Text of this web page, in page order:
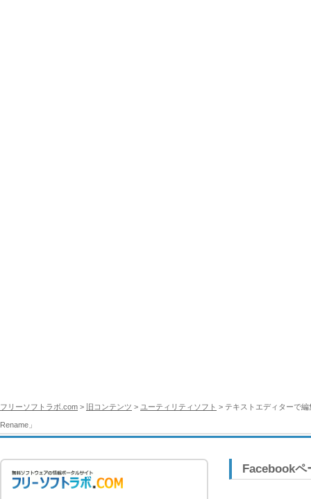
フリーソフトラボ.com > 旧コンテンツ > ユーティリティソフト > テキストエディターで
Rename」
Facebookペ